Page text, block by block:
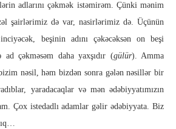
adlarını çəkmək istəmirəm. Çünki mənim
şairlərimiz də var, nasirlərimiz də. Üçünün
beşinin adını çəkəcəksən on beşi
çəkməsəm daha yaxşıdır (gülür). Amma
nəsil, həm bizdən sonra gələn nəsillər bir
yaradacaqlar və mən ədəbiyyatımızın
Çox istedadlı adamlar gəlir ədəbiyyata. Biz